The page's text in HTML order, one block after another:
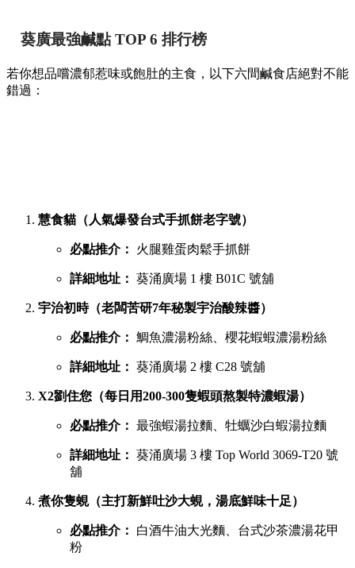
葵廣最強鹹點 TOP 6 排行榜
若你想品嚐濃郁惹味或飽肚的主食，以下六間鹹食店絕對不能
錯過：
慧食貓（人氣爆發台式手抓餅老字號）
必點推介： 火腿雞蛋肉鬆手抓餅
詳細地址： 葵涌廣場 1 樓 B01C 號舖
宇治初時（老闆苦研7年秘製宇治酸辣醬）
必點推介： 鯛魚濃湯粉絲、櫻花蝦蝦濃湯粉絲
詳細地址： 葵涌廣場 2 樓 C28 號舖
X2劉住您（每日用200-300隻蝦頭熬製特濃蝦湯）
必點推介： 最強蝦湯拉麵、牡蠣沙白蝦湯拉麵
詳細地址： 葵涌廣場 3 樓 Top World 3069-T20 號
舖
煮你隻蜆（主打新鮮吐沙大蜆，湯底鮮味十足）
必點推介：
白酒牛油大光麵、台式沙茶濃湯花甲
粉